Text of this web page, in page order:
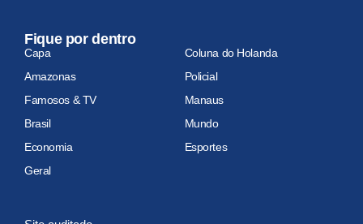
Fique por dentro
Capa
Coluna do Holanda
Amazonas
Policial
Famosos & TV
Manaus
Brasil
Mundo
Economia
Esportes
Geral